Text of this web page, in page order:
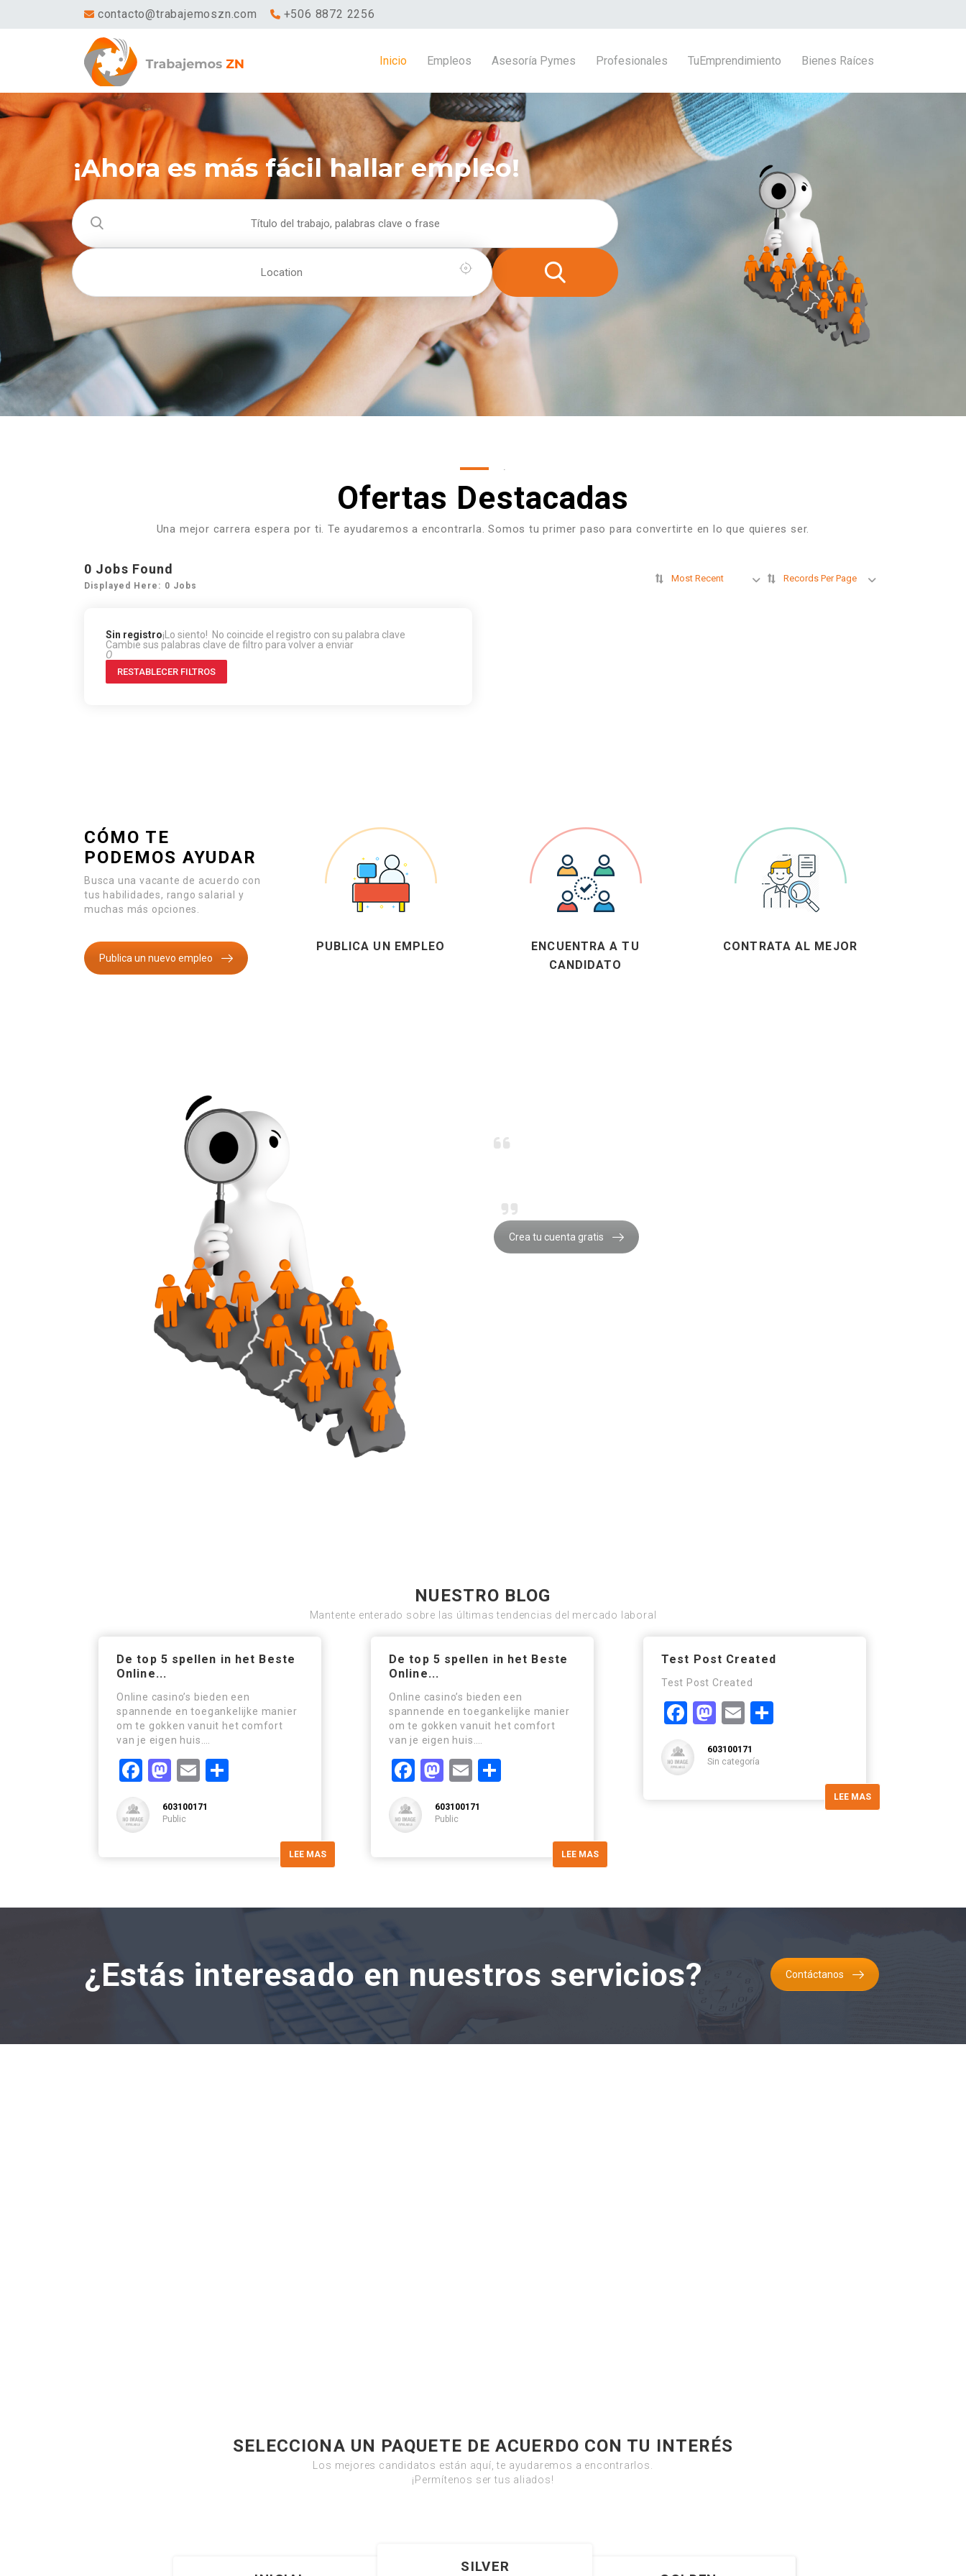
contacto@trabajemoszn.com +506 8872 2256
Inicio Empleos Asesoría Pymes Profesionales TuEmprendimiento Bienes Raíces
¡Ahora es más fácil hallar empleo!
.
Ofertas Destacadas
Una mejor carrera espera por ti. Te ayudaremos a encontrarla. Somos tu primer paso para convertirte en lo que quieres ser.
0 Jobs Found
Displayed Here: 0 Jobs
Most Recent Records Per Page
Sin registro¡Lo siento! No coincide el registro con su palabra clave
Cambie sus palabras clave de filtro para volver a enviar
O
RESTABLECER FILTROS
CÓMO TE
PODEMOS AYUDAR
Busca una vacante de acuerdo con
tus habilidades, rango salarial y
muchas más opciones.
Publica un nuevo empleo
PUBLICA UN EMPLEO
ENCUENTRA A TU
CANDIDATO
CONTRATA AL MEJOR
Crea tu cuenta gratis
NUESTRO BLOG
Mantente enterado sobre las últimas tendencias del mercado laboral
De top 5 spellen in het Beste
Online...
Online casino’s bieden een
spannende en toegankelijke manier
om te gokken vanuit het comfort
van je eigen huis….
Facebook
Mastodon
Email
603100171
Public
LEE MAS
De top 5 spellen in het Beste
Online...
Online casino’s bieden een
spannende en toegankelijke manier
om te gokken vanuit het comfort
van je eigen huis….
Facebook
Mastodon
Email
603100171
Public
LEE MAS
Test Post Created
Test Post Created
Facebook
Mastodon
Email
603100171
Sin categoría
LEE MAS
¿Estás interesado en nuestros servicios? Contáctanos
SELECCIONA UN PAQUETE DE ACUERDO CON TU INTERÉS
Los mejores candidatos están aquí, te ayudaremos a encontrarlos.
¡Permítenos ser tus aliados!
SILVER